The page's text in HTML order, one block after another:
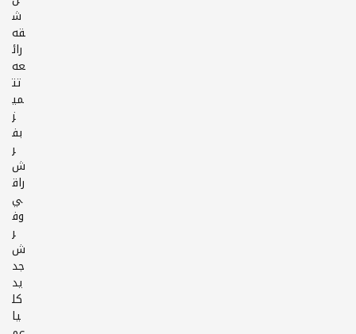
ش
قه
رائ
عه
تت
مي
ز
بف
ر
ش
راق
ي
وف
ر
ش
جد
يد
كل
يا